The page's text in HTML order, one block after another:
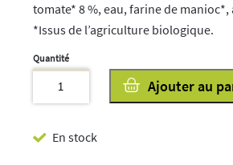
tomate* 8 %, eau, farine de manioc*,
*Issus de l’agriculture biologique.
En stock
Aigre
Ajouter au